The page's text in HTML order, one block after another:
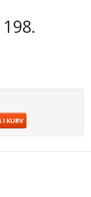
I KURV